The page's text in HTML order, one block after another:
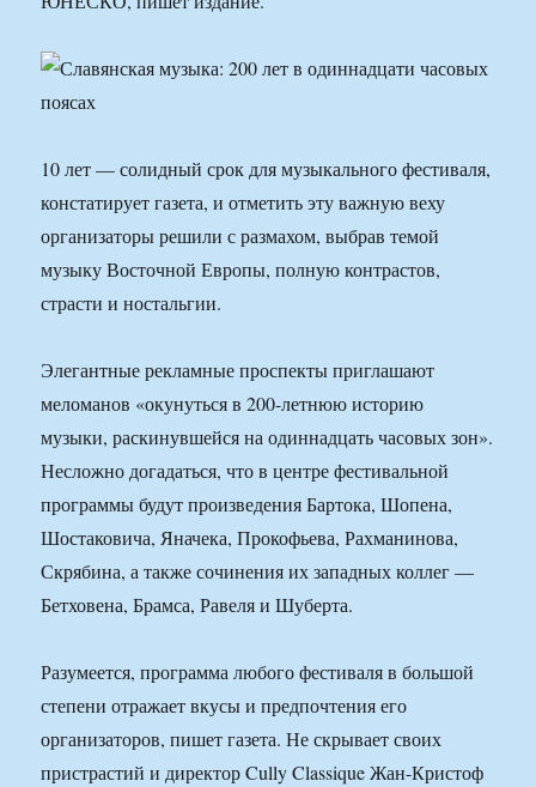
10 лет — солидный срок для музыкального фестиваля,
констатирует газета, и отметить эту важную веху
организаторы решили с размахом, выбрав темой
музыку Восточной Европы, полную контрастов,
страсти и ностальгии.
Элегантные рекламные проспекты приглашают
меломанов «окунуться в 200-летнюю историю
музыки, раскинувшейся на одиннадцать часовых зон».
Несложно догадаться, что в центре фестивальной
программы будут произведения Бартока, Шопена,
Шостаковича, Яначека, Прокофьева, Рахманинова,
Скрябина, а также сочинения их западных коллег —
Бетховена, Брамса, Равеля и Шуберта.
Разумеется, программа любого фестиваля в большой
степени отражает вкусы и предпочтения его
организаторов, пишет газета. Не скрывает своих
пристрастий и директор Cully Classique Жан-Кристоф